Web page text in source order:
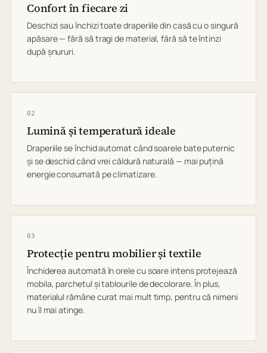
Confort în fiecare zi
Deschizi sau închizi toate draperiile din casă cu o singură
apăsare — fără să tragi de material, fără să te întinzi
după șnururi.
02
Lumină și temperatură ideale
Draperiile se închid automat când soarele bate puternic
și se deschid când vrei căldură naturală — mai puțină
energie consumată pe climatizare.
03
Protecție pentru mobilier și textile
Închiderea automată în orele cu soare intens protejează
mobila, parchetul și tablourile de decolorare. În plus,
materialul rămâne curat mai mult timp, pentru că nimeni
nu îl mai atinge.